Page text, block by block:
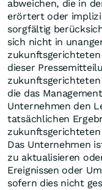
abweichen, die in
erörtert oder
sorgfältig
sich nicht in
zukunftsgerichteten
dieser
zukunftsgerichteten
die das
Unternehmen den
tatsächlichen
Das Unternehmen
zu aktualisieren
Ereignissen oder
sofern dies nicht